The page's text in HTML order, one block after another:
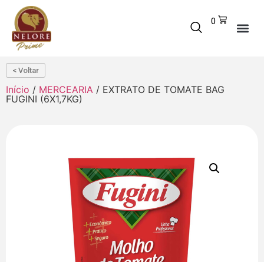
0
< Voltar
Início / MERCEARIA / EXTRATO DE TOMATE BAG
FUGINI (6X1,7KG)